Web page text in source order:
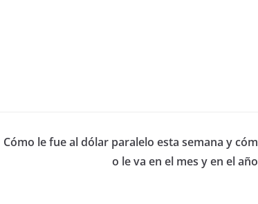
Cómo le fue al dólar paralelo esta semana y cóm
o le va en el mes y en el año